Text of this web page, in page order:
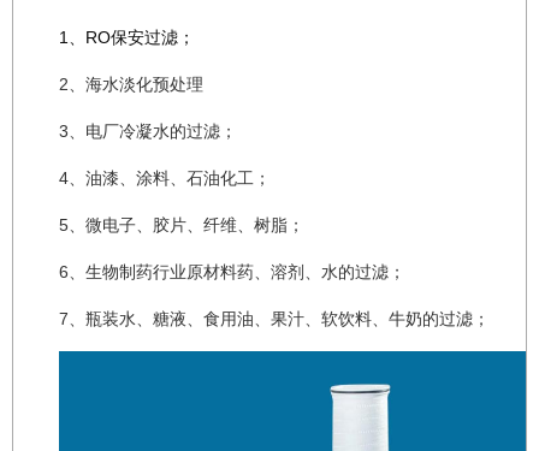
1、RO保安过滤；
2、海水淡化预处理
3、电厂冷凝水的过滤；
4、油漆、涂料、石油化工；
5、微电子、胶片、纤维、树脂；
6、生物制药行业原材料药、溶剂、水的过滤；
7、瓶装水、糖液、食用油、果汁、软饮料、牛奶的过滤；